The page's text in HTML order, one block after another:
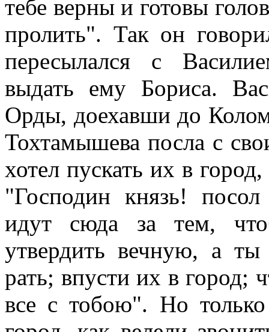
тебе верны и готовы
пролить". Так он
пересылался с
выдать ему Бориса.
Орды, доехавши до
Тохтамышева посла с
хотел пускать их в
"Господин князь!
идут сюда за тем,
утвердить вечную, а
рать; впусти их в город;
все с тобою". Но